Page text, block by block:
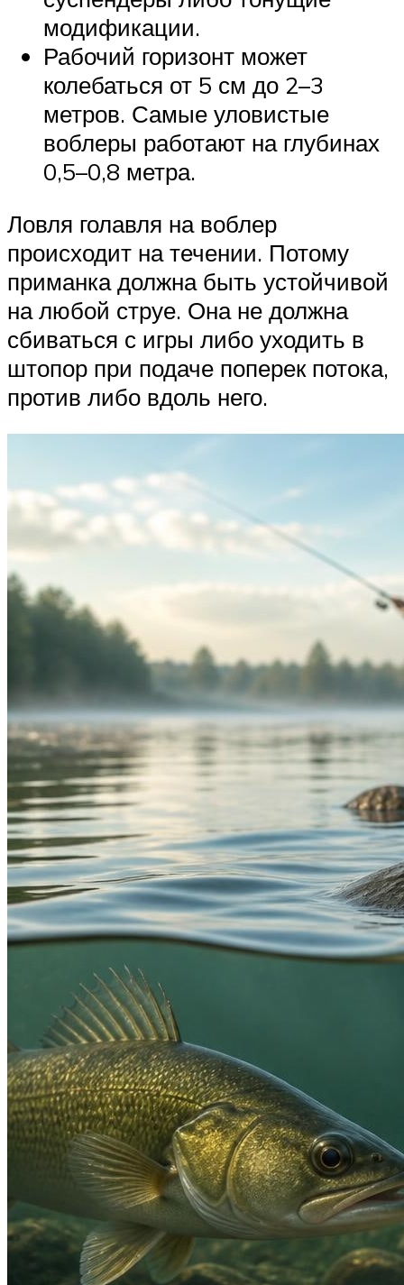
модификации.
Рабочий горизонт может
колебаться от 5 см до 2–3
метров. Самые уловистые
воблеры работают на глубинах
0,5–0,8 метра.
Ловля голавля на воблер
происходит на течении. Потому
приманка должна быть устойчивой
на любой струе. Она не должна
сбиваться с игры либо уходить в
штопор при подаче поперек потока,
против либо вдоль него.